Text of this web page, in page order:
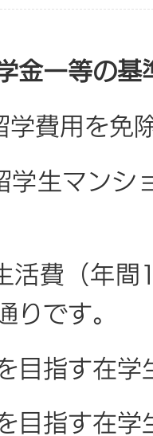
金一等の基
学費用を免
学生マンシ
活費（年
です。
目指す在
目指す在